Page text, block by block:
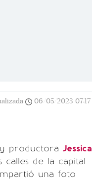
06/05/2023 07:17
productora Jessica
calles de la capital
una foto